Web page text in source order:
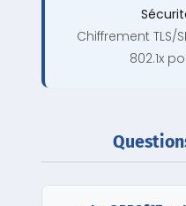
Chiffrement TLS/
802.1x